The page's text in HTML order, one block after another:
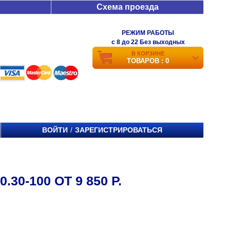
Схема проезда
РЕЖИМ РАБОТЫ
c 8 до 22 Без выходных
В КОРЗИНЕ
ТОВАРОВ : 0
ВОЙТИ / ЗАРЕГИСТРИРОВАТЬСЯ
100 ОТ 9 850 Р.